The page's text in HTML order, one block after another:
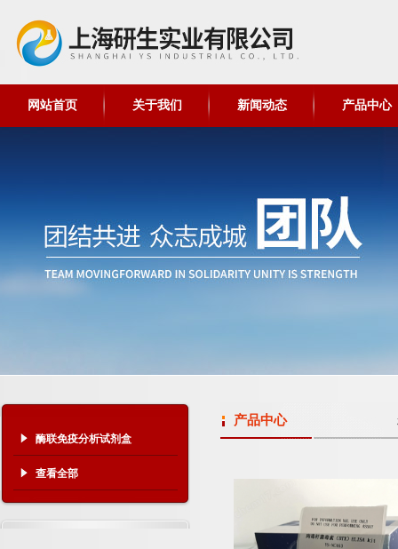
网站首页 关于我们 新闻动态 产品中心
酶联免疫分析试剂盒
查看全部
产品中心